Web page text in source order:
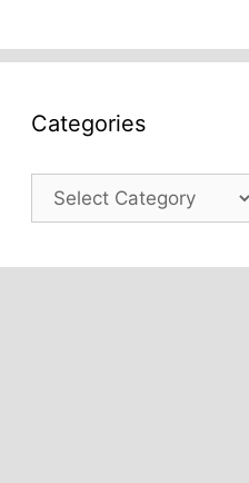
Categories
Categories